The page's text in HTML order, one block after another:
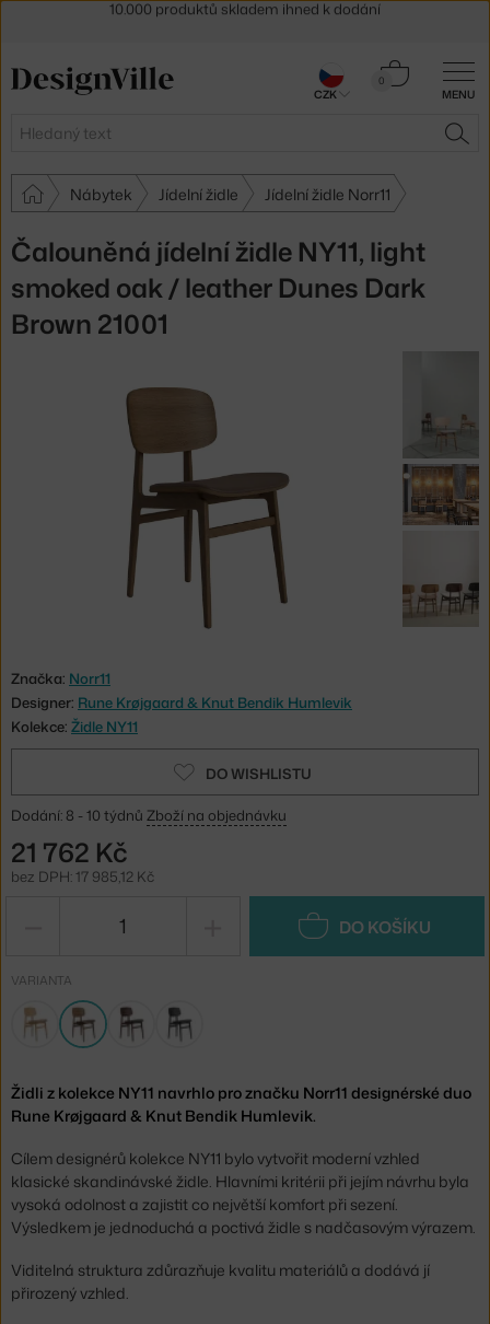
MENU
Hledat
0
Košík
Nábytek Jídelní židle Jídelní židle Norr11
Čalouněná jídelní židle NY11, light
smoked oak / leather Dunes Dark
Brown 21001
Značka: Norr11
Designer: Rune Krøjgaard & Knut Bendik Humlevik
Kolekce: Židle NY11
DO WISHLISTU
Dodání: 8 - 10 týdnů Zboží na objednávku
21 762 Kč
bez DPH: 17 985,12 Kč
DO KOŠÍKU
VARIANTA
Židli z kolekce NY11 navrhlo pro značku Norr11 designérské duo
Rune Krøjgaard & Knut Bendik Humlevik.
Cílem designérů kolekce NY11 bylo vytvořit moderní vzhled
klasické skandinávské židle. Hlavními kritérii při jejím návrhu byla
vysoká odolnost a zajistit co největší komfort při sezení.
Výsledkem je jednoduchá a poctivá židle s nadčasovým výrazem.
Viditelná struktura zdůrazňuje kvalitu materiálů a dodává jí
přirozený vzhled.
30 dní na vrácení zboží
CZK